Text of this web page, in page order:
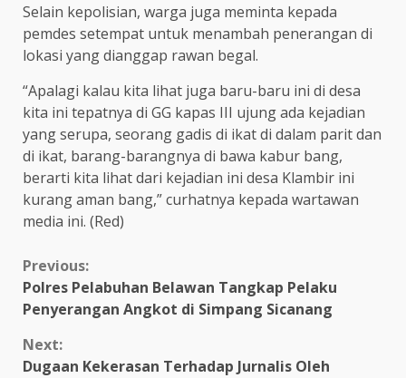
Selain kepolisian, warga juga meminta kepada
pemdes setempat untuk menambah penerangan di
lokasi yang dianggap rawan begal.
“Apalagi kalau kita lihat juga baru-baru ini di desa
kita ini tepatnya di GG kapas III ujung ada kejadian
yang serupa, seorang gadis di ikat di dalam parit dan
di ikat, barang-barangnya di bawa kabur bang,
berarti kita lihat dari kejadian ini desa Klambir ini
kurang aman bang,” curhatnya kepada wartawan
media ini. (Red)
Continue
Reading
Previous:
Polres Pelabuhan Belawan Tangkap Pelaku
Penyerangan Angkot di Simpang Sicanang
Next:
Dugaan Kekerasan Terhadap Jurnalis Oleh